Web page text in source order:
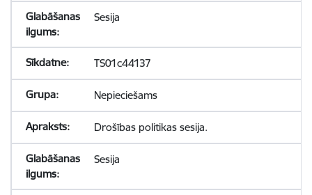
Sesija
TS01c44137
Nepieciešams
Drošības politikas sesija.
Sesija